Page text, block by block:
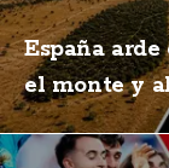
España
el monte y